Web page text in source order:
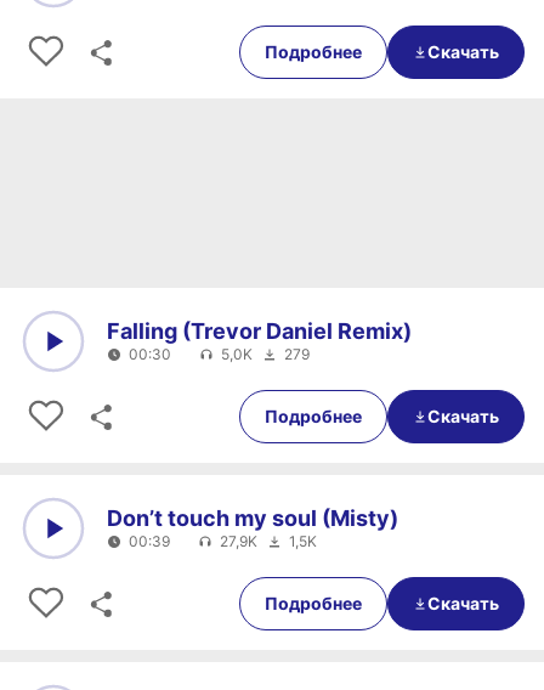
00:34
Подробнее Скачать
00:30
Falling (Trevor Daniel Remix)
00:30 5,0K 279
Подробнее Скачать
00:39
Don’t touch my soul (Misty)
00:39 27,9K 1,5K
Подробнее Скачать